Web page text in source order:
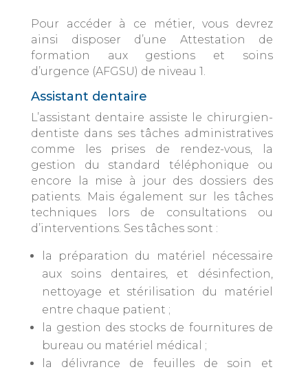
Pour accéder à ce métier, vous devrez
ainsi disposer d’une Attestation de
formation aux gestions et soins
d’urgence (AFGSU) de niveau 1.
Assistant dentaire
L’assistant dentaire assiste le chirurgien-
dentiste dans ses tâches administratives
comme les prises de rendez-vous, la
gestion du standard téléphonique ou
encore la mise à jour des dossiers des
patients. Mais également sur les tâches
techniques lors de consultations ou
d’interventions. Ses tâches sont :
la préparation du matériel nécessaire
aux soins dentaires, et désinfection,
nettoyage et stérilisation du matériel
entre chaque patient ;
la gestion des stocks de fournitures de
bureau ou matériel médical ;
la délivrance de feuilles de soin et